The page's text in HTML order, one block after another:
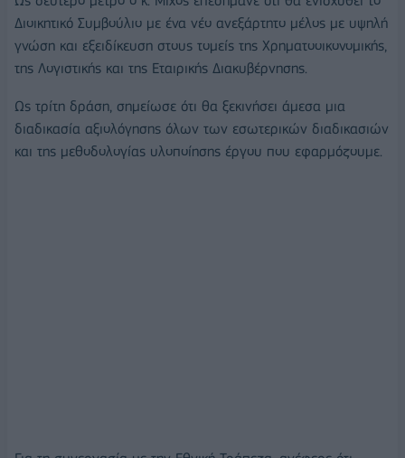
Διοικητικό Συμβούλιο με ένα νέο ανεξάρτητο μέλος με υψηλή
γνώση και εξειδίκευση στους τομείς της Χρηματοοικονομικής,
της Λογιστικής και της Εταιρικής Διακυβέρνησης.
Ως τρίτη δράση, σημείωσε ότι θα ξεκινήσει άμεσα μια
διαδικασία αξιολόγησης όλων των εσωτερικών διαδικασιών
και της μεθοδολογίας υλοποίησης έργου που εφαρμόζουμε.